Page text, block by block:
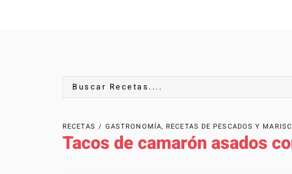
RECETAS / GASTRONOMÍA, RECETAS DE PESCADOS Y
Tacos de camarón asados